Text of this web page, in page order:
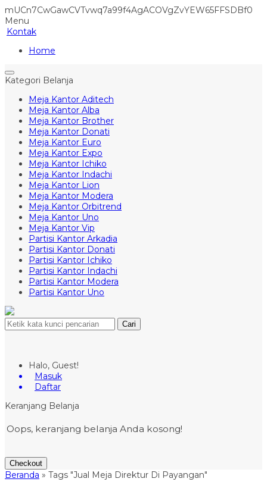
mUCn7CwGawCVTvwq7a99f4AgACOVgZvYEW65FFSDBf0
Menu
Kontak
Home
Kategori Belanja
Meja Kantor Aditech
Meja Kantor Alba
Meja Kantor Brother
Meja Kantor Donati
Meja Kantor Euro
Meja Kantor Expo
Meja Kantor Ichiko
Meja Kantor Indachi
Meja Kantor Lion
Meja Kantor Modera
Meja Kantor Orbitrend
Meja Kantor Uno
Meja Kantor Vip
Partisi Kantor Arkadia
Partisi Kantor Donati
Partisi Kantor Ichiko
Partisi Kantor Indachi
Partisi Kantor Modera
Partisi Kantor Uno
Cari
Halo, Guest!
Masuk
Daftar
Keranjang Belanja
Oops, keranjang belanja Anda kosong!
Checkout
Beranda » Tags "Jual Meja Direktur Di Payangan"